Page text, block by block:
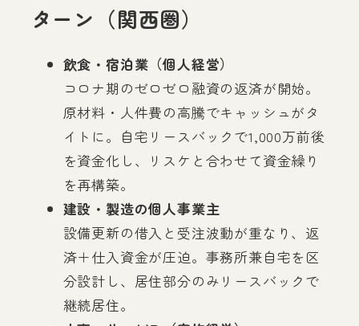
ターン（関西圏）
飲食・宿泊業（個人経営）
コロナ期のゼロゼロ融資の返済が開始。
原材料・人件費の高騰でキャッシュがタ
イトに。自宅リースバックで1,000万前後
を資金化し、リスケと合わせて資金繰り
を再構築。
建設・製造の個人事業主
設備更新の借入と受注波動が重なり、返
済＋仕入資金が圧迫。事務所兼自宅を区
分設計し、居住部分のみリースバックで
継続居住。